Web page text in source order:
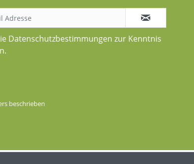
Datenschutzbestimmungen zur Kenntnis
beschrieben